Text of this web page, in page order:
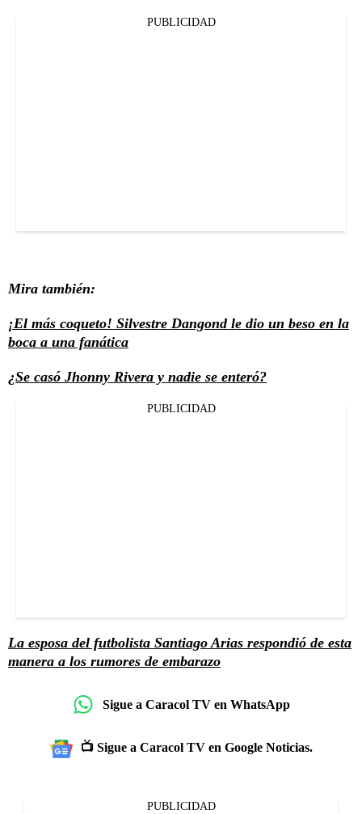
PUBLICIDAD
Mira también:
¡El más coqueto! Silvestre Dangond le dio un beso en la
boca a una fanática
¿Se casó Jhonny Rivera y nadie se enteró?
PUBLICIDAD
La esposa del futbolista Santiago Arias respondió de esta
manera a los rumores de embarazo
Sigue a Caracol TV en WhatsApp
📺 Sigue a Caracol TV en Google Noticias.
PUBLICIDAD